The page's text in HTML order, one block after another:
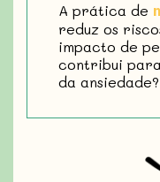
A prática de
reduz os
impacto de
contribui
da ansiedade?